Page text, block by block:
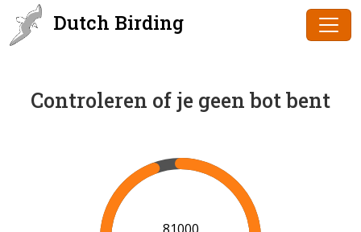
Dutch Birding
Controleren of je geen bot bent